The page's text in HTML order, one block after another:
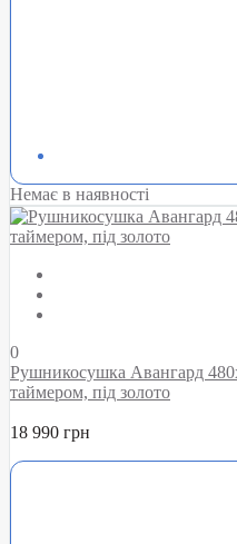
Немає в наявності
0
Рушникосушка Авангард
таймером, під золото
18 990 грн